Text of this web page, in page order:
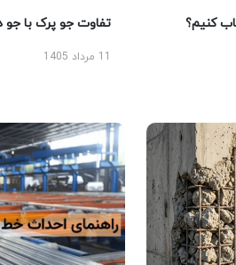
کنیم؟ تفاوت جو پرک با جو